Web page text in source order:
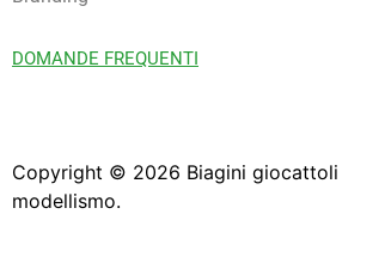
DOMANDE FREQUENTI
Copyright © 2026 Biagini giocattoli
modellismo.